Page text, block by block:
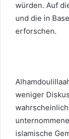
würden. Auf
und die in
erforschen.
weniger
islamische